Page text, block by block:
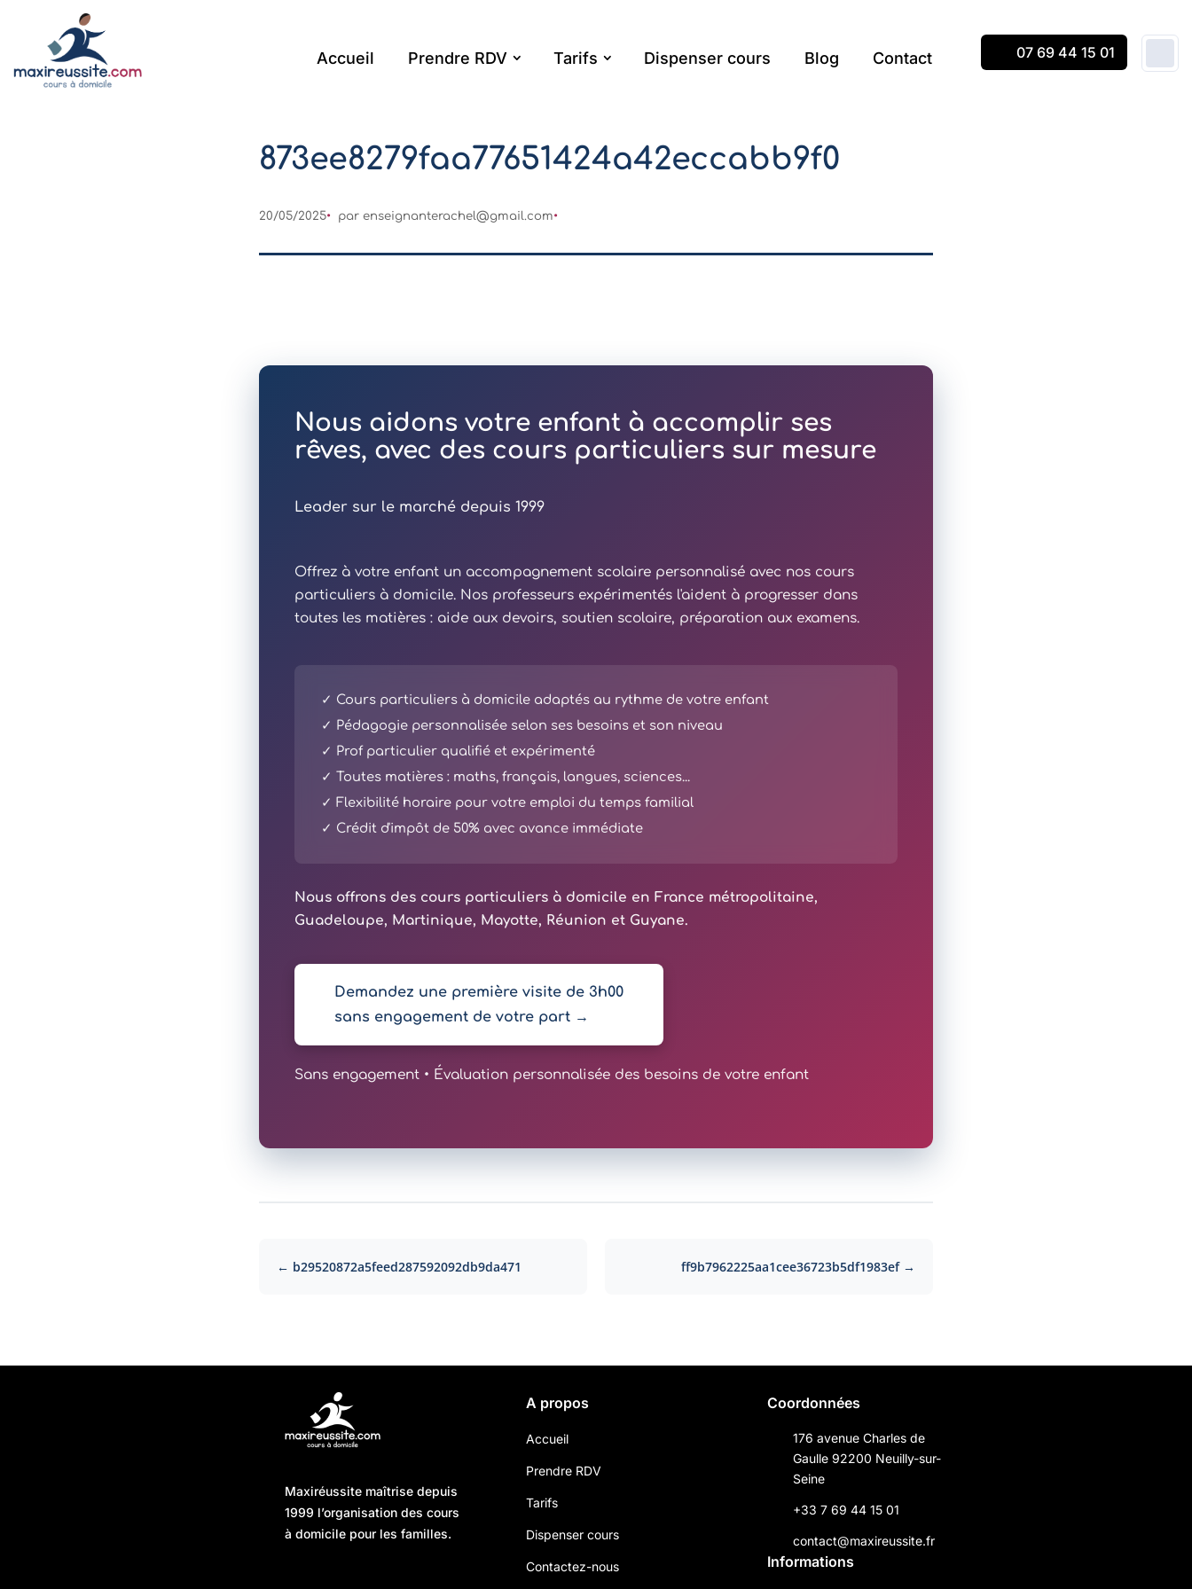
Accueil Prendre RDV Tarifs Dispenser cours Blog Contact 07 69 44 15 01
873ee8279faa77651424a42eccabb9f0
20/05/2025 par enseignanterachel@gmail.com
Nous aidons votre enfant à accomplir ses
rêves, avec des cours particuliers sur mesure
Leader sur le marché depuis 1999
Offrez à votre enfant un accompagnement scolaire personnalisé avec nos cours
particuliers à domicile. Nos professeurs expérimentés l'aident à progresser dans
toutes les matières : aide aux devoirs, soutien scolaire, préparation aux examens.
✓ Cours particuliers à domicile adaptés au rythme de votre enfant
✓ Pédagogie personnalisée selon ses besoins et son niveau
✓ Prof particulier qualifié et expérimenté
✓ Toutes matières : maths, français, langues, sciences...
✓ Flexibilité horaire pour votre emploi du temps familial
✓ Crédit d'impôt de 50% avec avance immédiate
Nous offrons des cours particuliers à domicile en France métropolitaine,
Guadeloupe, Martinique, Mayotte, Réunion et Guyane.
Demandez une première visite de 3h00
sans engagement de votre part →
Sans engagement • Évaluation personnalisée des besoins de votre enfant
← b29520872a5feed287592092db9da471 ff9b7962225aa1cee36723b5df1983ef →
Maxiréussite maîtrise depuis
1999 l’organisation des cours
à domicile pour les familles.
A propos
Accueil
Prendre RDV
Tarifs
Dispenser cours
Contactez-nous
Coordonnées
176 avenue Charles de
Gaulle 92200 Neuilly-sur-
Seine
+33 7 69 44 15 01
contact@maxireussite.fr
Informations